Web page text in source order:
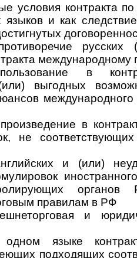
условия контракта
языков и как
меж­ду­на­род­но­му
в
выгодных
в
не
и (или)
органов
правилам в РФ
и
языке
подходящих